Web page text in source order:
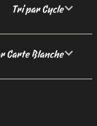
Tri par Cycle
Carte Blanche